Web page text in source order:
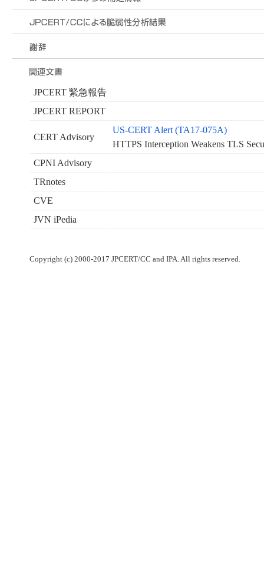
JPCERT 緊急報告
JPCERT REPORT
CERT Advisory
US-CERT Alert (TA17-075A)
HTTPS Interception Weakens TLS
CPNI Advisory
TRnotes
CVE
JVN iPedia
Copyright (c) 2000-2017 JPCERT/CC and IPA. All rights reserved.